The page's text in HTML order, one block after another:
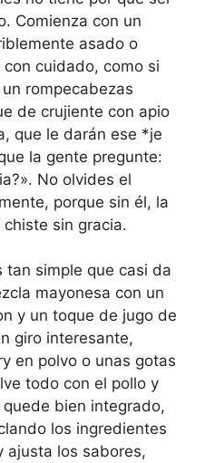
Comienza con un
asado o
cuidado, como si
rompecabezas
de crujiente con apio
que le darán ese *je
la gente pregunte:
No olvides el
porque sin él, la
sin gracia.
tan simple que casi da
mayonesa con un
y un toque de jugo de
giro interesante,
en polvo o unas gotas
todo con el pollo y
bien integrado,
los ingredientes
ajusta los sabores,